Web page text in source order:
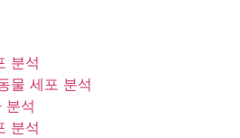
분석
물 세포 분석
분석
분석